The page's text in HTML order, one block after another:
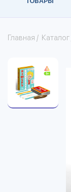
Главная / Каталог